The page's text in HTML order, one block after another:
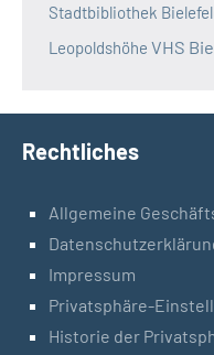
Stadtbibliothek
Leopoldshöhe VHS
Rechtliches
Allgemeine
Impressum
Privatsphäre-
Historie der